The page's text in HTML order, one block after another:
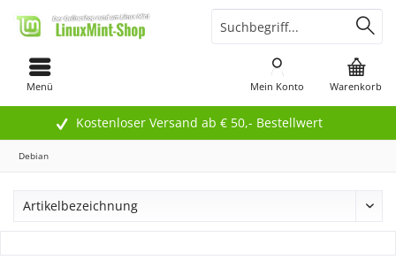
Kostenloser Versand ab € 50,- Bestellwert
Menü Warenkorb
Mein Konto
Debian